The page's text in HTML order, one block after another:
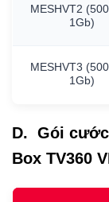
MESHVT2
1Gb)
MESHVT3
1Gb)
D. Gói
Box TV360